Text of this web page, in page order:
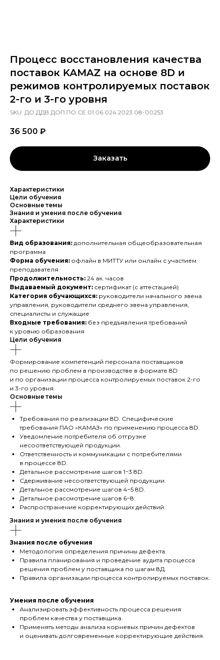
Процесс восстановления качества
поставок KAMAZ на основе 8D и
режимов контролируемых поставок
2-го и 3-го уровня
SKU: ДО.ДДВ.ДОП.ПО.СЕ.01.06.024.2023.08-00253
36 500 ₽
Заказать
Характеристики
Цели обучения
Основные темы
Знания и умения после обучения
Характеристики
Вид образования: дополнительная общеобразовательная
программа
Форма обучения: офлайн в МИТТУ или онлайн с участием
преподавателя
Продолжительность: 24 ак. часов
Выдаваемый документ: сертификат (с аттестацией)
Категория обучающихся: руководители начального звена
управления, руководители среднего звена управления,
специалисты и служащие
Входные требования: без предъявления требований
к уровню образования
Цели обучения
Формирование компетенций персонала поставщиков
по решению проблем в производстве в формате 8D
и по организации процесса контролируемых поставок 2-го
и 3-го уровня.
Основные темы
Требования по реализации 8D. Специфические
требования ПАО «КАМАЗ» по применению процесса 8D.
Уведомление потребителя об отгрузке
несоответствующей продукции.
Ответственность и коммуникации с потребителями
в процессе 8D.
Детальное рассмотрение шагов 1−3 8D.
Сдерживание несоответствующей продукции.
Детальное рассмотрение шагов 4−5 8D.
Детальное рассмотрение шагов 6−8.
Распространение корректирующих действий.
Знания и умения после обучения
Знания после обучения
Методология определения причины дефекта.
Правила планирования и проведение аудита процесса
решения проблем у поставщика по шагам 8Д.
Правила организации процесса контролируемых поставок.
Умения после обучения
Анализировать эффективность процесса решения
проблем качества у поставщика.
Применять методы анализа корневых причин дефектов
и оценивать долговременные корректирующие действия.